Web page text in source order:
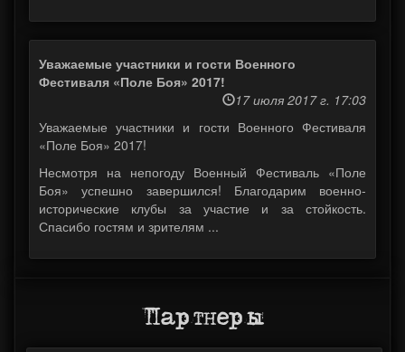
Уважаемые участники и гости Военного
Фестиваля «Поле Боя» 2017!
17 июля 2017 г. 17:03
Уважаемые участники и гости Военного Фестиваля
«Поле Боя» 2017!
Несмотря на непогоду Военный Фестиваль «Поле
Боя» успешно завершился! Благодарим военно-
исторические клубы за участие и за стойкость.
Спасибо гостям и зрителям ...
Партнеры